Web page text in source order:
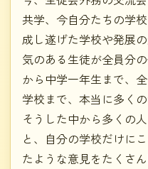
共学、今自分たちの学
成し遂げた学校や発展
気のある生徒が全員分
から中学一年生まで、
学校まで、本当に多く
そうした中から多くの
と、自分の学校だけに
たような意見をたくさ